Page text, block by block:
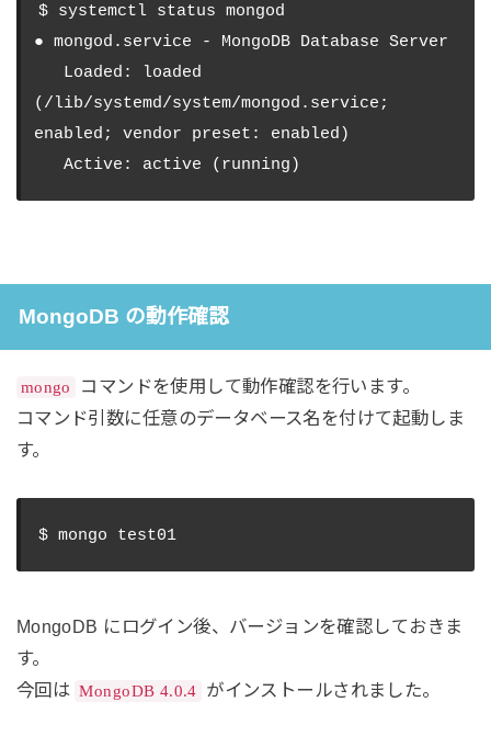
$ systemctl status mongod
● mongod.service - MongoDB Database Server
(/lib/systemd/system/mongod.service;
enabled; vendor preset: enabled)
MongoDB の動作確認
mongo
コマンドを使用して動作確認を行います。
コマンド引数に任意のデータベース名を付けて起動しま
す。
MongoDB にログイン後、バージョンを確認しておきま
す。
今回は MongoDB 4.0.4 がインストールされました。